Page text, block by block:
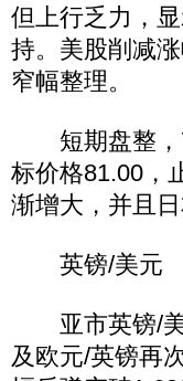
但上行乏力，
持。美股削减
窄幅整理。
短期盘整，
标价格81.00，
渐增大，并且
英镑/美元
亚市英镑/美
及欧元/英镑再